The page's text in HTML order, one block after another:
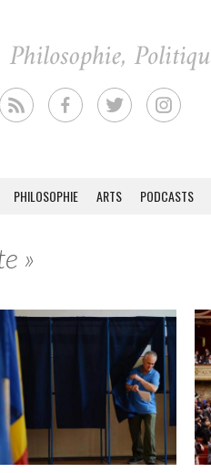
PHILOSOPHIE ARTS PODCASTS
»